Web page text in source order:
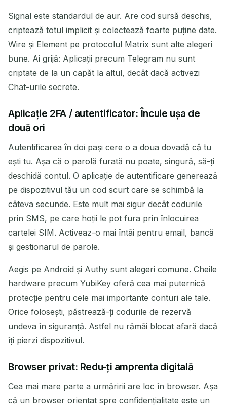
Signal este standardul de aur. Are cod sursă deschis,
criptează totul implicit și colectează foarte puține date.
Wire și Element pe protocolul Matrix sunt alte alegeri
bune. Ai grijă: Aplicații precum Telegram nu sunt
criptate de la un capăt la altul, decât dacă activezi
Chat-urile secrete.
Aplicație 2FA / autentificator: Încuie ușa de
două ori
Autentificarea în doi pași cere o a doua dovadă că tu
ești tu. Așa că o parolă furată nu poate, singură, să-ți
deschidă contul. O aplicație de autentificare generează
pe dispozitivul tău un cod scurt care se schimbă la
câteva secunde. Este mult mai sigur decât codurile
prin SMS, pe care hoții le pot fura prin înlocuirea
cartelei SIM. Activeaz-o mai întâi pentru email, bancă
și gestionarul de parole.
Aegis pe Android și Authy sunt alegeri comune. Cheile
hardware precum YubiKey oferă cea mai puternică
protecție pentru cele mai importante conturi ale tale.
Orice folosești, păstrează-ți codurile de rezervă
undeva în siguranță. Astfel nu rămâi blocat afară dacă
îți pierzi dispozitivul.
Browser privat: Redu-ți amprenta digitală
Cea mai mare parte a urmăririi are loc în browser. Așa
că un browser orientat spre confidențialitate este un